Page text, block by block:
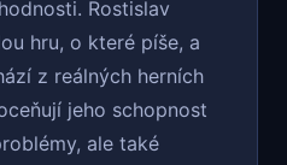
Rostislav
hru, o které píše, a
z reálných herních
jeho schopnost
ale také